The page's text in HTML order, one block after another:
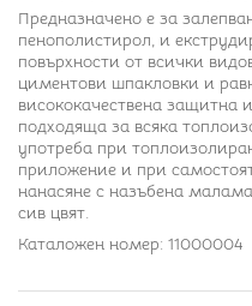
Предназначено е за
пенополистирол, и
повърхности от всички
циментови шпакловки и
висококачествена защитна
подходяща за всяка
употреба при
приложение и при
нанасяне с назъбена
сив цвят.
Каталожен номер: 11000004